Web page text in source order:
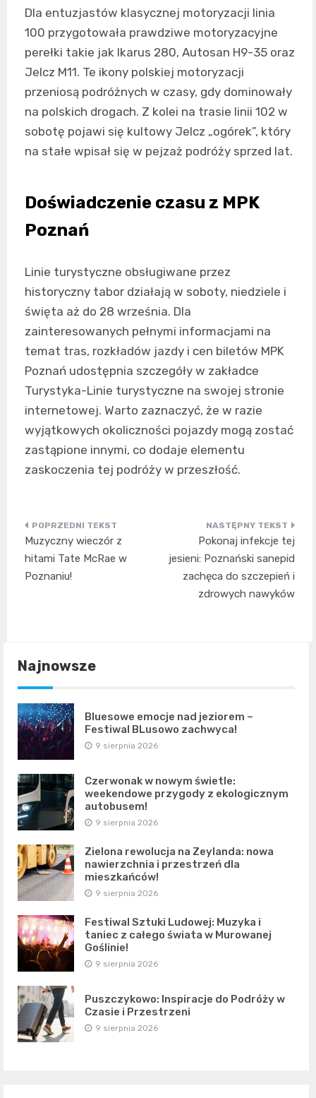
Dla entuzjastów klasycznej motoryzacji linia
100 przygotowała prawdziwe motoryzacyjne
perełki takie jak Ikarus 280, Autosan H9-35 oraz
Jelcz M11. Te ikony polskiej motoryzacji
przeniosą podróżnych w czasy, gdy dominowały
na polskich drogach. Z kolei na trasie linii 102 w
sobotę pojawi się kultowy Jelcz „ogórek”, który
na stałe wpisał się w pejzaż podróży sprzed lat.
Doświadczenie czasu z MPK
Poznań
Linie turystyczne obsługiwane przez
historyczny tabor działają w soboty, niedziele i
święta aż do 28 września. Dla
zainteresowanych pełnymi informacjami na
temat tras, rozkładów jazdy i cen biletów MPK
Poznań udostępnia szczegóły w zakładce
Turystyka-Linie turystyczne na swojej stronie
internetowej. Warto zaznaczyć, że w razie
wyjątkowych okoliczności pojazdy mogą zostać
zastąpione innymi, co dodaje elementu
zaskoczenia tej podróży w przeszłość.
Nawigacja
wpisu
Muzyczny wieczór z
hitami Tate McRae w
Poznaniu!
Pokonaj infekcje tej
jesieni: Poznański sanepid
zachęca do szczepień i
zdrowych nawyków
Najnowsze
Bluesowe emocje nad jeziorem –
Festiwal BLusowo zachwyca!
9 sierpnia 2026
Czerwonak w nowym świetle:
weekendowe przygody z ekologicznym
autobusem!
9 sierpnia 2026
Zielona rewolucja na Zeylanda: nowa
nawierzchnia i przestrzeń dla
mieszkańców!
9 sierpnia 2026
Festiwal Sztuki Ludowej: Muzyka i
taniec z całego świata w Murowanej
Goślinie!
9 sierpnia 2026
Puszczykowo: Inspiracje do Podróży w
Czasie i Przestrzeni
9 sierpnia 2026